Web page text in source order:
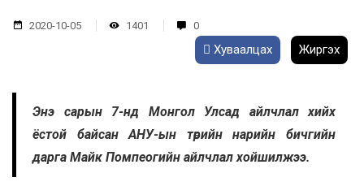
2020-10-05 1401 0
Хуваалцах Жиргэх
Энэ сарын 7-нд Монгол Улсад айлчлал хийх
ёстой байсан АНУ-ын төрийн нарийн бичгийн
дарга Майк Помпеогийн айлчлал хойшилжээ.